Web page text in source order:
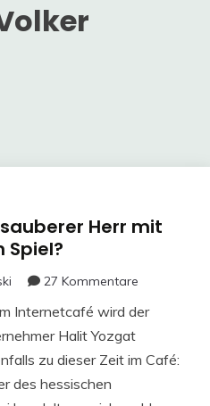
Herr mit
Spiel?
27 Kommentare
Internetcafé wird der
Halit Yozgat
zu dieser Zeit im Café:
des hessischen